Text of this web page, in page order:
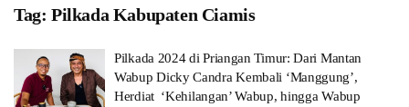
Tag: Pilkada Kabupaten Ciamis
Pilkada 2024 di Priangan Timur: Dari Mantan
Wabup Dicky Candra Kembali ‘Manggung’,
Herdiat ‘Kehilangan’ Wabup, hingga Wabup